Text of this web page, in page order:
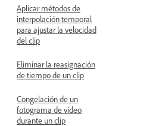
Aplicar métodos de
interpolación temporal
para ajustar la velocidad
del clip
Eliminar la reasignación
de tiempo de un clip
Congelación de un
fotograma de vídeo
durante un clip